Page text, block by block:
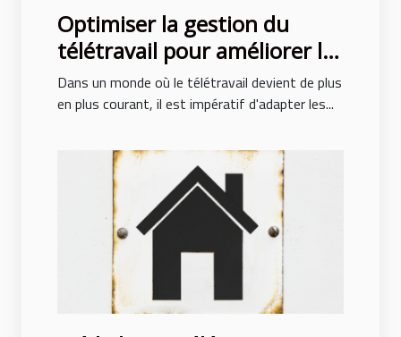
Optimiser la gestion du
télétravail pour améliorer la
productivité d'équipe
Dans un monde où le télétravail devient de plus
en plus courant, il est impératif d'adapter les...